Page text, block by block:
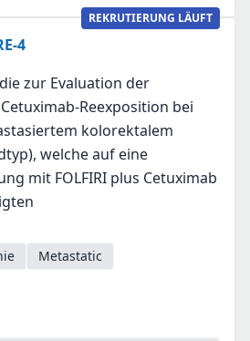
REKRUTIERUNG LÄUFT
4
zur Evaluation der
Reexposition bei
kolorektalem
welche auf eine
mit FOLFIRI plus Cetuximab
Metastatic